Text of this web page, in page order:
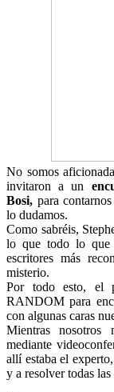
No somos
invitaron a un
Bosi, para
lo dudamos.
Como sabréis,
lo que todo lo que
escritores más
misterio.
Por todo esto, el
RANDOM para
con algunas caras
Mientras nosotros
mediante
allí estaba el experto,
y a resolver todas